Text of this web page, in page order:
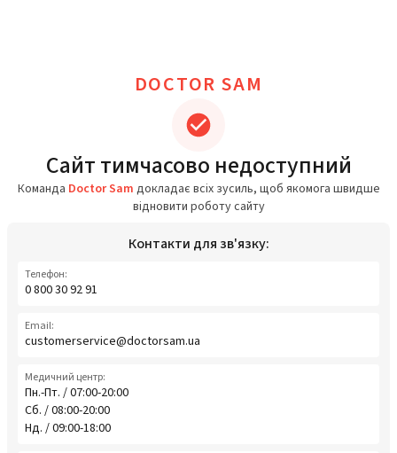
DOCTOR SAM
Сайт тимчасово недоступний
Команда Doctor Sam докладає всіх зусиль, щоб якомога швидше
відновити роботу сайту
Контакти для зв'язку:
Телефон:
0 800 30 92 91
Email:
customerservice@doctorsam.ua
Медичний центр:
Пн.-Пт. / 07:00-20:00
Сб. / 08:00-20:00
Нд. / 09:00-18:00